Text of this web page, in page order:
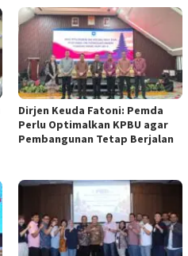
Dirjen Keuda Fatoni: Pemda
Perlu Optimalkan KPBU agar
Pembangunan Tetap Berjalan